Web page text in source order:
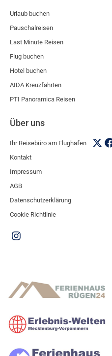
Urlaub buchen
Pauschalreisen
Last Minute Reisen
Flug buchen
Hotel buchen
AIDA Kreuzfahrten
PTI Panoramica Reisen
Über uns
Ihr Reisebüro am Flughafen
Kontakt
Impressum
AGB
Datenschutzerklärung
Cookie Richtlinie